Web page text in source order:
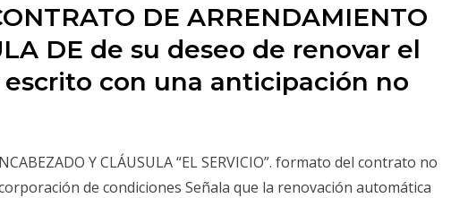
DE ARRENDAMIENTO
DE de su deseo de renovar el
con una anticipación no
Y CLÁUSULA “EL SERVICIO”. formato del contrato no
de condiciones Señala que la renovación automática